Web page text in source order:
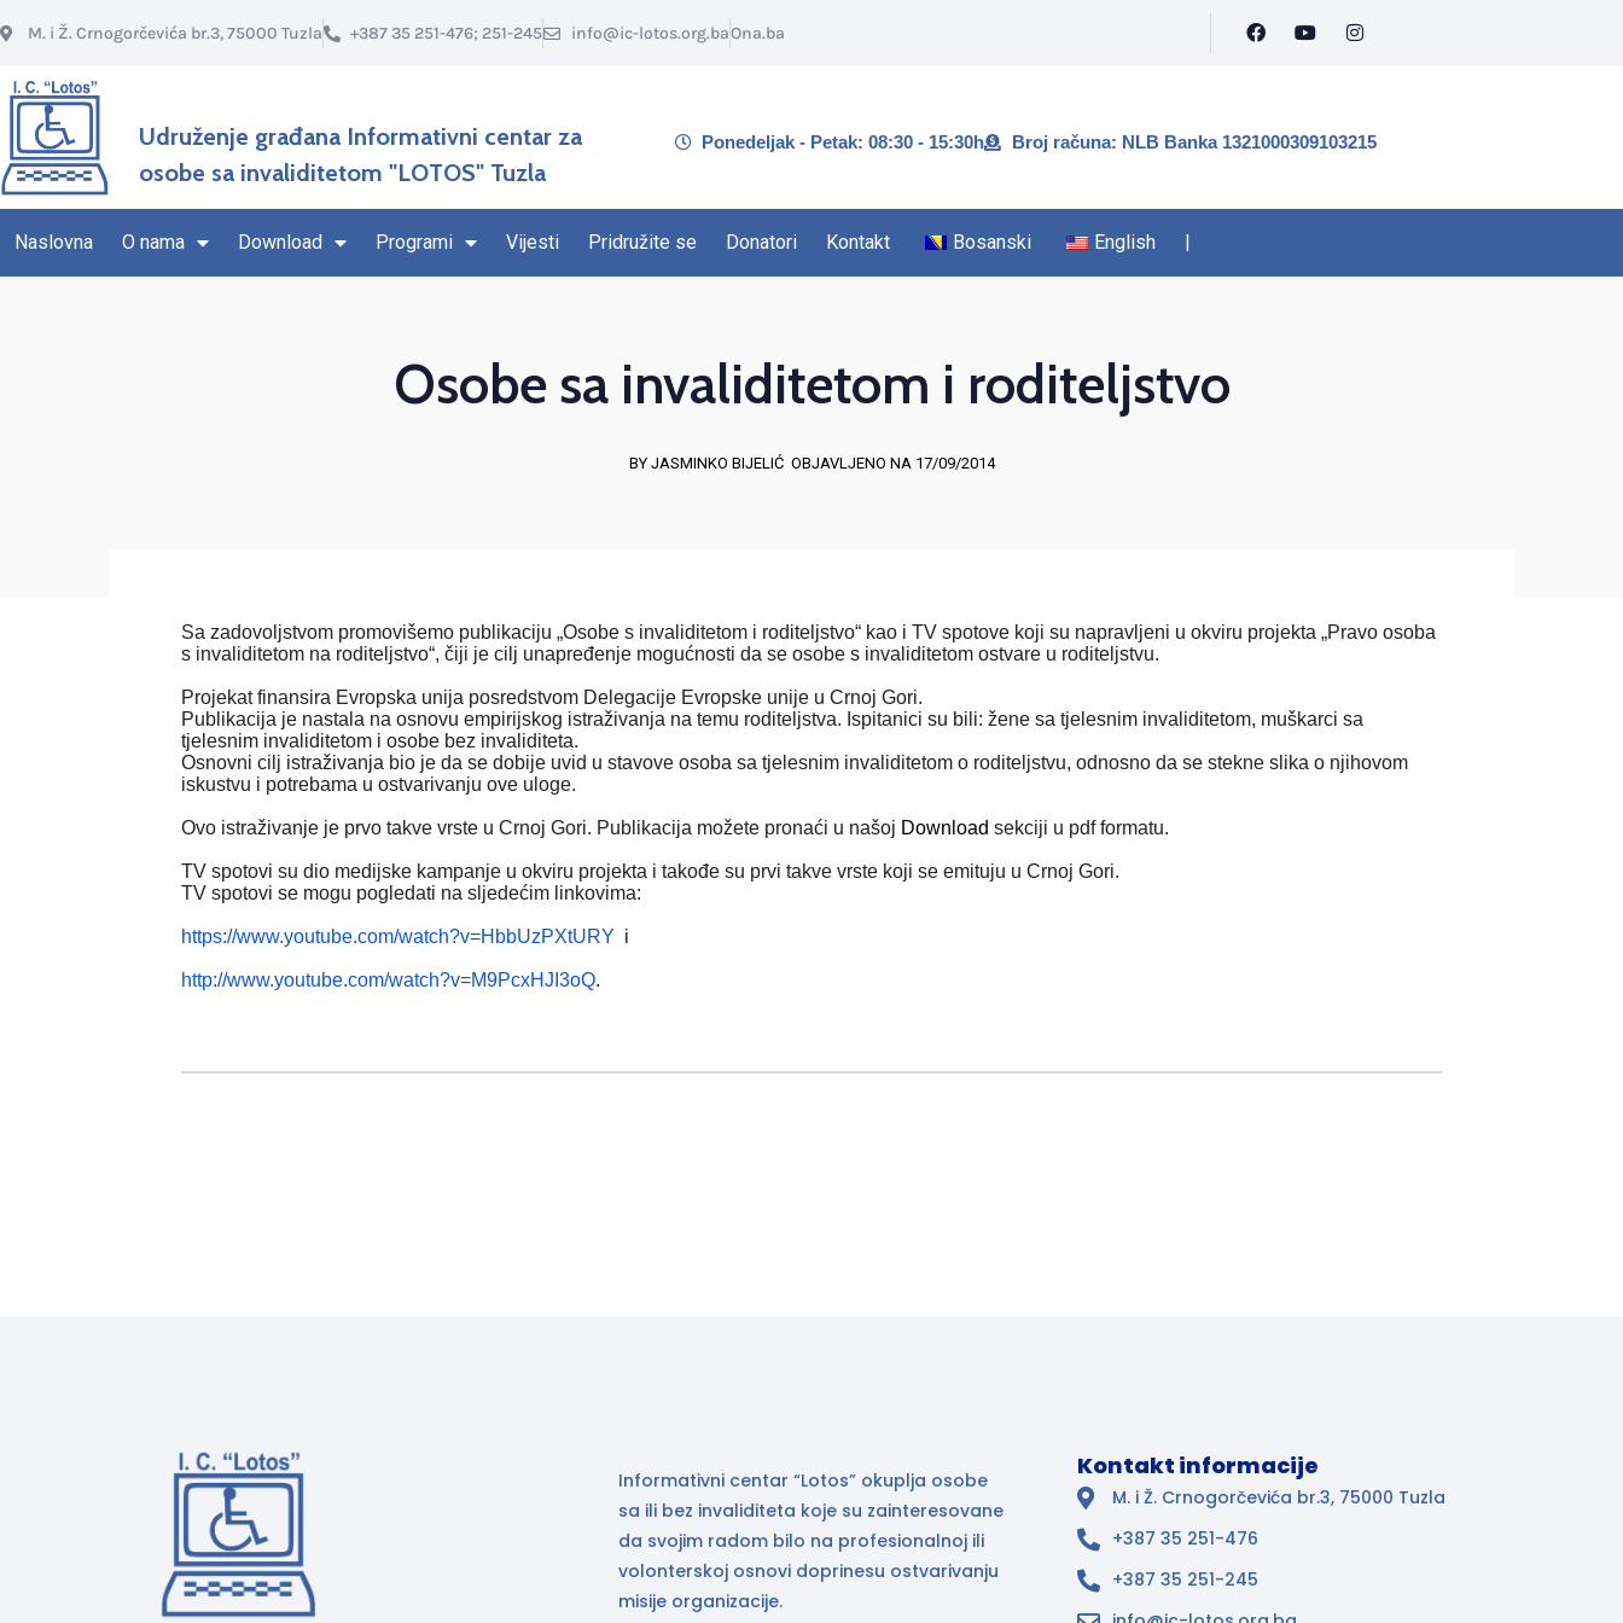
M. i Ž. Crnogorčevića br.3, 75000 Tuzla +387 35 251-476; 251-245 info@ic-lotos.org.baOna.ba
Udruženje građana Informativni centar za
osobe sa invaliditetom "LOTOS" Tuzla
Ponedeljak - Petak: 08:30 - 15:30h Broj računa: NLB Banka 1321000309103215
Naslovna O nama Download Programi Vijesti Pridružite se Donatori Kontakt Bosanski English |
Osobe sa invaliditetom i roditeljstvo
BY JASMINKO BIJELIĆ OBJAVLJENO NA 17/09/2014
Sa zadovoljstvom promovišemo publikaciju „Osobe s invaliditetom i roditeljstvo“ kao i TV spotove koji su napravljeni u okviru projekta „Pravo osoba
s invaliditetom na roditeljstvo“, čiji je cilj unapređenje mogućnosti da se osobe s invaliditetom ostvare u roditeljstvu.
Projekat finansira Evropska unija posredstvom Delegacije Evropske unije u Crnoj Gori.
Publikacija je nastala na osnovu empirijskog istraživanja na temu roditeljstva. Ispitanici su bili: žene sa tjelesnim invaliditetom, muškarci sa
tjelesnim invaliditetom i osobe bez invaliditeta.
Osnovni cilj istraživanja bio je da se dobije uvid u stavove osoba sa tjelesnim invaliditetom o roditeljstvu, odnosno da se stekne slika o njihovom
iskustvu i potrebama u ostvarivanju ove uloge.
Ovo istraživanje je prvo takve vrste u Crnoj Gori. Publikacija možete pronaći u našoj Download sekciji u pdf formatu.
TV spotovi su dio medijske kampanje u okviru projekta i takođe su prvi takve vrste koji se emituju u Crnoj Gori.
TV spotovi se mogu pogledati na sljedećim linkovima:
https://www.youtube.com/watch?v=HbbUzPXtURY i
http://www.youtube.com/watch?v=M9PcxHJI3oQ.
Informativni centar “Lotos” okuplja osobe
sa ili bez invaliditeta koje su zainteresovane
da svojim radom bilo na profesionalnoj ili
volonterskoj osnovi doprinesu ostvarivanju
misije organizacije.
Kontakt informacije
M. i Ž. Crnogorčevića br.3, 75000 Tuzla
+387 35 251-476
+387 35 251-245